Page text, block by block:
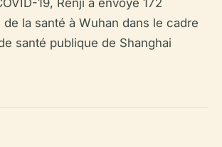
19, Renji a envoyé 172
la santé à Wuhan dans le cadre
santé publique de Shanghai